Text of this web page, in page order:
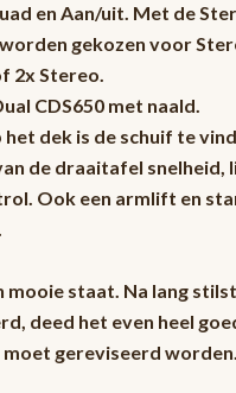
en Aan/uit. Met de
gekozen voor
2x Stereo.
CDS650 met naald.
het dek is de schuif te
de draaitafel snelheid,
Ook een armlift en
mooie staat. Na lang
deed het even heel
gereviseerd worden.